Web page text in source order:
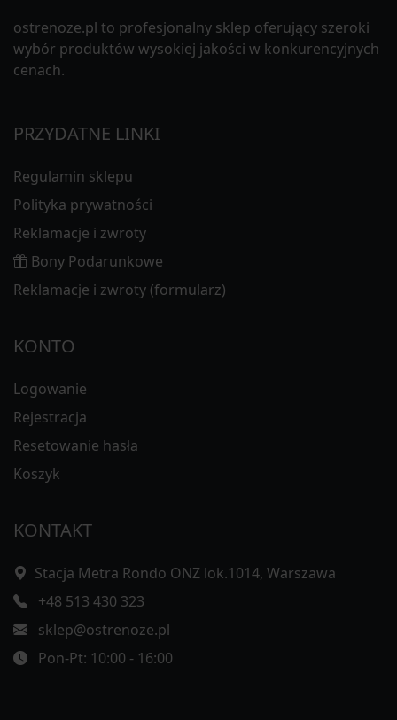
ostrenoze.pl to profesjonalny sklep oferujący szeroki
wybór produktów wysokiej jakości w konkurencyjnych
cenach.
PRZYDATNE LINKI
Regulamin sklepu
Polityka prywatności
Reklamacje i zwroty
Bony Podarunkowe
Reklamacje i zwroty (formularz)
KONTO
Logowanie
Rejestracja
Resetowanie hasła
Koszyk
KONTAKT
Stacja Metra Rondo ONZ lok.1014, Warszawa
+48 513 430 323
sklep@ostrenoze.pl
Pon-Pt: 10:00 - 16:00